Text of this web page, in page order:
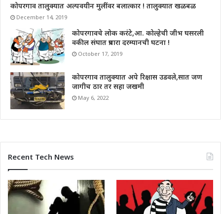
कोपरगाव तालुक्यात अल्पवयीन मुलींवर बलात्कार ! तालुक्यात खळबळ
December 14, 2019
कोपरगावचे लोक करंटे,आ. कोल्हेची जीभ घसरली
वकील संघात प्रचारा दरम्यानची घटना !
October 17, 2019
कोपरगाव तालुक्यात अपे रिक्षास उडवले,सात जण
जागीच ठार तर सहा जखमी
May 6, 2022
Recent Tech News